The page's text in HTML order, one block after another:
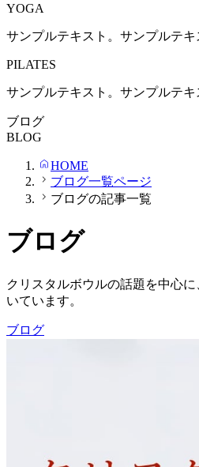
YOGA
サンプルテキスト。サンプルテキ
PILATES
サンプルテキスト。サンプルテキ
ブログ
BLOG
HOME
ブログ一覧ページ
ブログの記事一覧
ブログ
クリスタルボウルの話題を中心
いています。
ブログ